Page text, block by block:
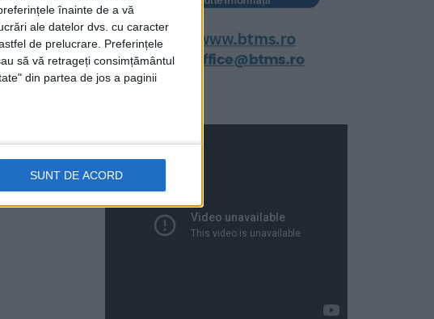
înainte de a vă
ale datelor dvs. cu caracter
de prelucrare. Preferințele
să vă retrageți consimțământul
din partea de jos a paginii
SUNT DE ACORD